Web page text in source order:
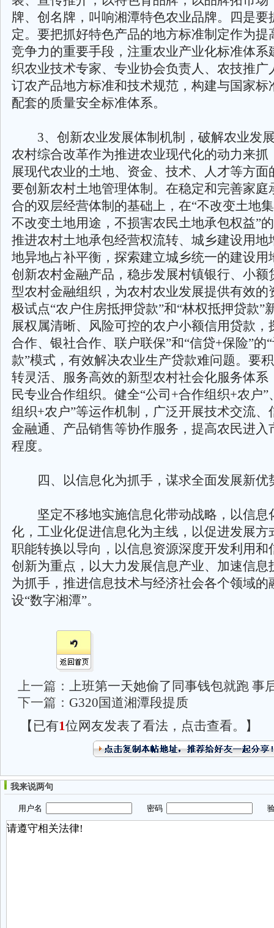
牌、创名牌，叫响湘潭特色农业品牌。四是要
定。要把抓好特色产品的地方标准制定作为提
竞争力的重要手段，注重农业产业化标准体系
织农业技术专家、专业协会负责人、农技推广
订农产品地方标准和技术规范，构建与国家标
配套的质量安全标准体系。
3、创新农业发展体制机制，破解农业发
农村综合改革作为推进农业现代化的动力来抓
展现代农业的土地、资金、技术、人才等方面
要创新农村土地管理体制。在稳定和完善家庭
合的双层经营体制的基础上，在“不改变土地
不改变土地用途，不损害农民土地承包权益”
推进农村土地承包经营权流转、城乡建设用地
地异地占补平衡，探索建立城乡统一的建设用
创新农村金融产品，稳步发展村镇银行、小额
型农村金融组织，为农村农业发展提供有效的
极试点“农户住房抵押贷款”和“林权抵押贷款”
展权属清晰、风险可控的农户小额信用贷款，
合作、银社合作、联户联保”和“信贷+保险”的
款”模式，有效解决农业生产贷款难问题。要
转灵活、服务高效的新型农村社会化服务体系
民专业合作组织。健全“公司+合作组织+农户”
组织+农户”等运作机制，广泛开展技术交流、
金融通、产品销售等协作服务，提高农民进入
程度。
四、以信息化为抓手，谋求全面发展新优
坚定不移地实施信息化带动战略，以信息
化，工业化促进信息化为主线，以促进发展方
职能转换以导向，以信息资源深度开发利用和
创新为重点，以大力发展信息产业、加速信息
为抓手，推进信息技术与经济社会各个领域的
设“数字湘潭”。
上一篇： 上班第一天她偷了同事钱包就跑 事
下一篇： G320国道湘潭段提质
【已有1位网友发表了看法，点击查看。】
我来说两句
用户名 密码 验